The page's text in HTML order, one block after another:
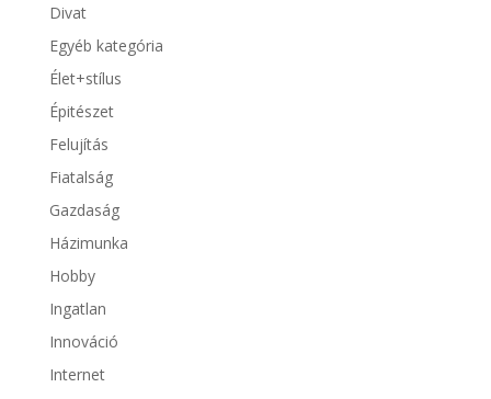
Divat
Egyéb kategória
Élet+stílus
Épitészet
Felujítás
Fiatalság
Gazdaság
Házimunka
Hobby
Ingatlan
Innováció
Internet